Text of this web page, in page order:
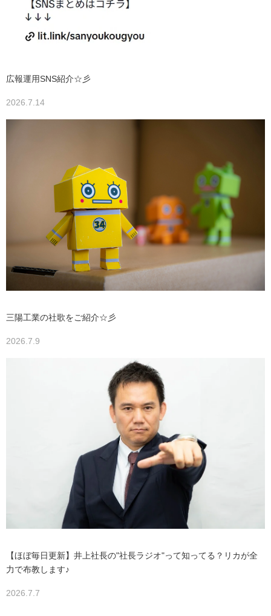
広報運用SNS紹介☆彡
2026.7.14
三陽工業の社歌をご紹介☆彡
2026.7.9
【ほぼ毎日更新】井上社長の"社長ラジオ"って知ってる？リカが全
力で布教します♪
2026.7.7